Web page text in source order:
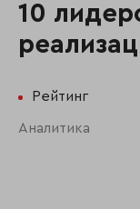
10
Рейтинг
Аналитика